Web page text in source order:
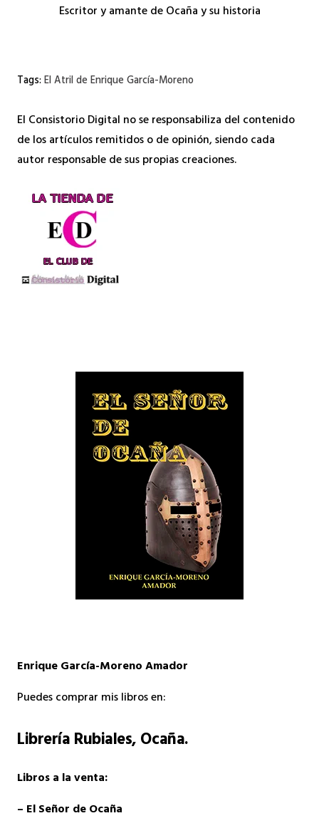
Escritor y amante de Ocaña y su historia
Tags:El Atril de Enrique García-Moreno
El Consistorio Digital no se responsabiliza del contenido
de los artículos remitidos o de opinión, siendo cada
autor responsable de sus propias creaciones.
Enrique García-Moreno Amador
Puedes comprar mis libros en:
Librería Rubiales, Ocaña.
Libros a la venta:
– El Señor de Ocaña